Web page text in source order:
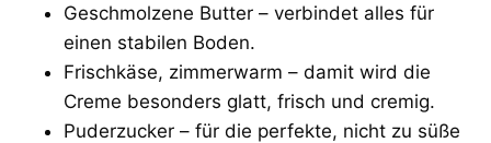
Geschmolzene Butter – verbindet alles für
einen stabilen Boden.
Frischkäse, zimmerwarm – damit wird die
Creme besonders glatt, frisch und cremig.
Puderzucker – für die perfekte, nicht zu süße